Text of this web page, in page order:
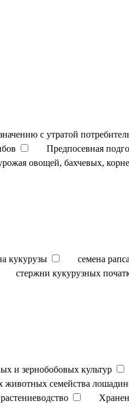
с утратой
Предпосевная
овощей, бахчевых,
кукурузы семена рапса
стержни кукурузных
и зернобобовых культур
животных семейства